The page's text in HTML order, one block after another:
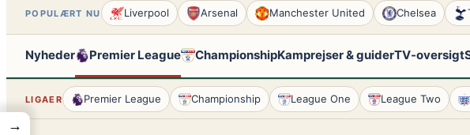
POPULÆRT NU Liverpool Arsenal Manchester United Chelsea
Nyheder Premier League ChampionshipKamprejser & guiderTV-oversigt
LIGAER Premier League Championship League One League Two
→